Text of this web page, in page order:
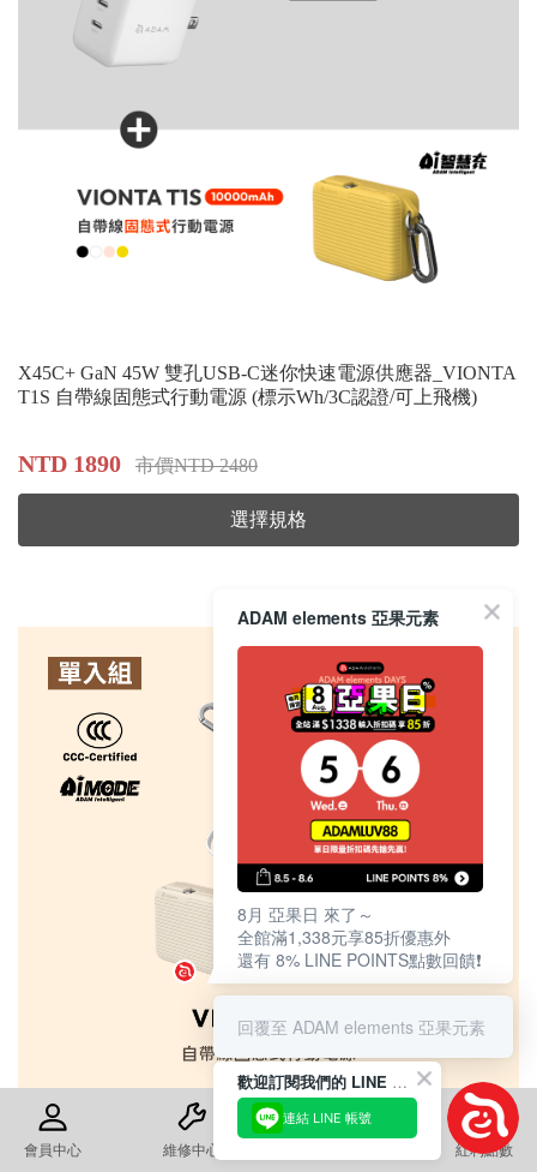
X45C+ GaN 45W 雙孔USB-C迷你快速電源供應器_VIONTA
T1S 自帶線固態式行動電源 (標示Wh/3C認證/可上飛機)
NTD 1890 市價NTD 2480
選擇規格
會員中心 維修中心 紅利點數
ADAM elements 亞果元素
8月 亞果日 來了～
全館滿1,338元享85折優惠外
還有 8% LINE POINTS點數回饋❗️
回覆至 ADAM elements 亞果元素
歡迎訂閱我們的 LINE 官方帳號
連結 LINE 帳號